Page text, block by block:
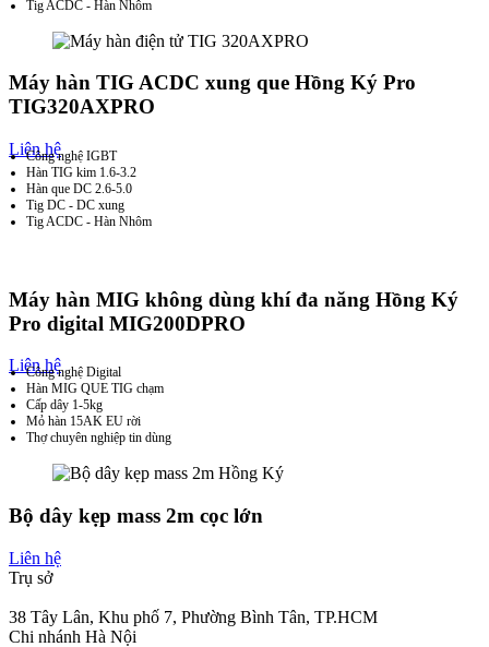
Tig ACDC - Hàn Nhôm
Máy hàn TIG ACDC xung que Hồng Ký Pro
TIG320AXPRO
Liên hệ
Công nghệ IGBT
Hàn TIG kim 1.6-3.2
Hàn que DC 2.6-5.0
Tig DC - DC xung
Tig ACDC - Hàn Nhôm
Máy hàn MIG không dùng khí đa năng Hồng Ký
Pro digital MIG200DPRO
Liên hệ
Công nghệ Digital
Hàn MIG QUE TIG chạm
Cấp dây 1-5kg
Mỏ hàn 15AK EU rời
Thợ chuyên nghiệp tin dùng
Bộ dây kẹp mass 2m cọc lớn
Liên hệ
Trụ sở
38 Tây Lân, Khu phố 7, Phường Bình Tân, TP.HCM
Chi nhánh Hà Nội